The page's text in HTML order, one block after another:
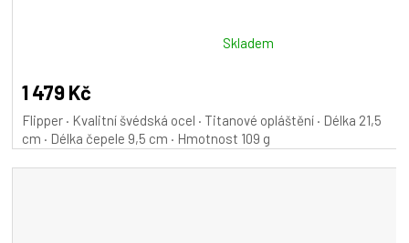
produktu
je
5,0
z
Skladem
1 479 Kč
Flipper · Kvalitní švédská ocel · Titanové opláštění · Délka 21,5
cm · Délka čepele 9,5 cm · Hmotnost 109 g